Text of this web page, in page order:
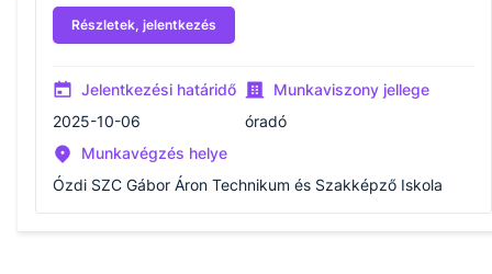
Részletek, jelentkezés
Jelentkezési határidő
2025-10-06
Munkaviszony jellege
óradó
Munkavégzés helye
Ózdi SZC Gábor Áron Technikum és Szakképző Iskola